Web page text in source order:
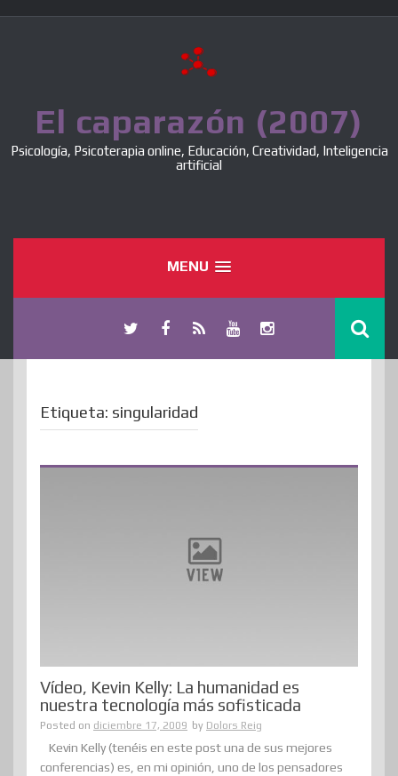
El caparazón (2007)
Psicología, Psicoterapia online, Educación, Creatividad, Inteligencia
artificial
MENU
Etiqueta: singularidad
Vídeo, Kevin Kelly: La humanidad es
nuestra tecnología más sofisticada
Posted on diciembre 17, 2009 by Dolors Reig
Kevin Kelly (tenéis en este post una de sus mejores
conferencias) es, en mi opinión, uno de los pensadores